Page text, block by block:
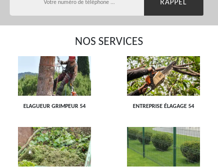
NOS SERVICES
ELAGUEUR GRIMPEUR 54 ENTREPRISE ÉLAGAGE 54